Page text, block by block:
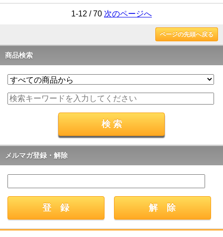
1-12 / 70 次のページへ
ページの先頭へ戻る
商品検索
メルマガ登録・解除